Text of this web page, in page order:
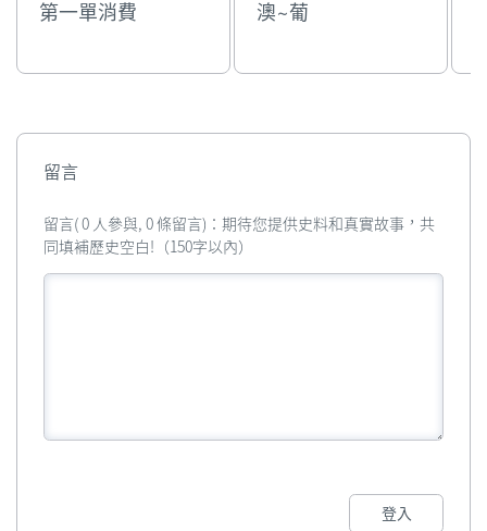
第一單消費 澳~葡
留言
留言( 0 人參與, 0 條留言)：期待您提供史料和真實故事，共
同填補歷史空白!（150字以內）
登入